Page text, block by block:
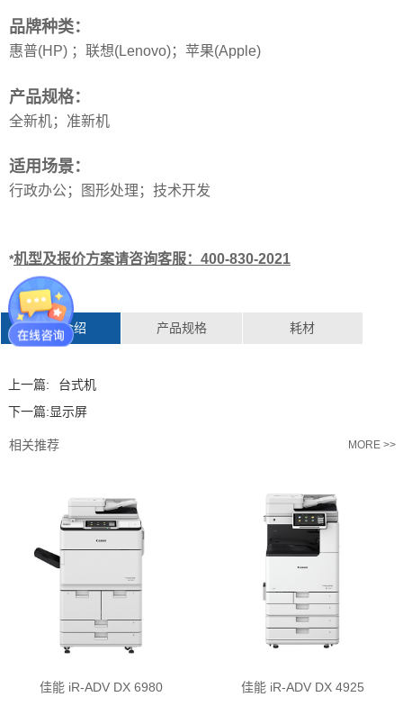
品牌种类：
惠普(HP) ；联想(Lenovo)；苹果(Apple)
产品规格：
全新机；准新机
适用场景：
行政办公；图形处理；技术开发
*机型及报价方案请咨询客服：400-830-2021
产品介绍 产品规格 耗材
上一篇:
台式机
下一篇:显示屏
相关推荐 MORE >>
佳能 iR-ADV DX 6980 佳能 iR-ADV DX 4925